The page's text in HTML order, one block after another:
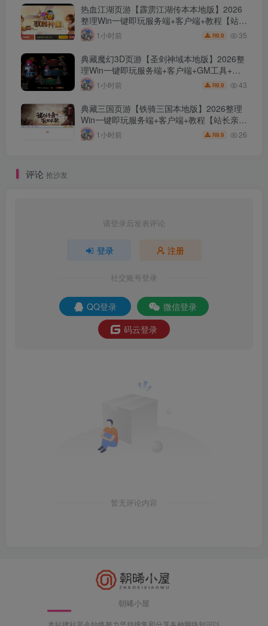
热血江湖页游【霹雳江湖传本本地版】2026
整理Win一键即玩服务端+客户端+教程【站长
亲测】1小时前 R9.9 35
典藏魔幻3D页游【圣剑神域本地版】2026整
理Win一键即玩服务端+客户端+GM工具+教
程【站长亲测】
1小时前 R9.9 43
典藏三国页游【铁骑三国本地版】2026整理
Win一键即玩服务端+客户端+教程【站长亲
测】 1小时前 R9.9 26
评论 抢沙发
请登录后发表评论
登录 注册
社交账号登录
QQ登录
微信登录
码云登录
暂无评论内容
朝晞小屋
本站建站至今始终努力坚持搜集和分享各种网络知识以